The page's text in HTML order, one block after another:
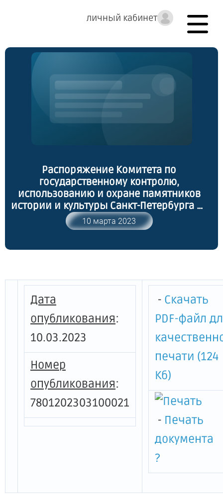
личный кабинет
Распоряжение Комитета по
государственному контролю,
использованию и охране памятников
истории и культуры Санкт-Петербурга от
09.03.2023 № 168-рп "Об утверждении
границ и режима использования
наследия регионального значения
10 марта 2023
Дата
опубликования:
10.03.2023
Номер
опубликования:
7801202303100021
- Скачать
PDF-файл
печати (124
Кб)
- Печать
документа
?